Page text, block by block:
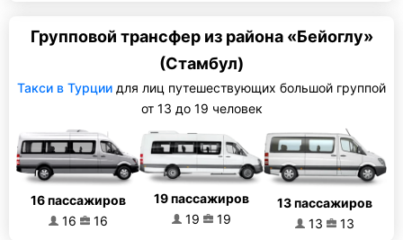
Групповой трансфер из района «Бейоглу»
(Стамбул)
Такси в Турции для лиц путешествующих большой группой
от 13 до 19 человек
16 пассажиров
16
16
19 пассажиров
19
19
13 пассажиров
13
13